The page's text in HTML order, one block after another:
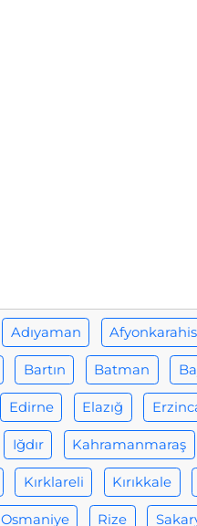
Adıyaman
Bartın Batman
Edirne Elazığ
Iğdır Kahramanmaraş
Kırklareli Kırıkkale
Osmaniye Rize